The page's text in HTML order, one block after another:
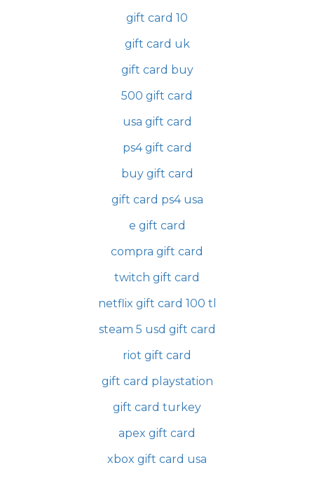
gift card 10
gift card uk
gift card buy
500 gift card
usa gift card
ps4 gift card
buy gift card
gift card ps4 usa
e gift card
compra gift card
twitch gift card
netflix gift card 100 tl
steam 5 usd gift card
riot gift card
gift card playstation
gift card turkey
apex gift card
xbox gift card usa